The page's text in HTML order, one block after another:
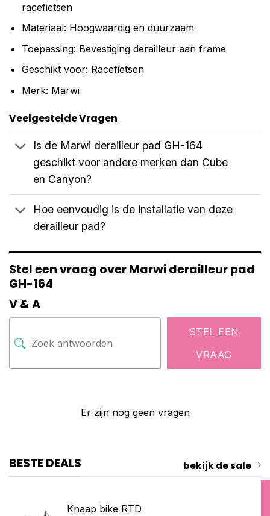
racefietsen
Materiaal: Hoogwaardig en duurzaam
Toepassing: Bevestiging derailleur aan frame
Geschikt voor: Racefietsen
Merk: Marwi
Veelgestelde Vragen
Is de Marwi derailleur pad GH-164
geschikt voor andere merken dan Cube
en Canyon?
Hoe eenvoudig is de installatie van deze
derailleur pad?
Stel een vraag over Marwi derailleur pad
GH-164
V & A
STEL EEN
VRAAG
Er zijn nog geen vragen
BESTE DEALS bekijk de sale
Knaap bike RTD